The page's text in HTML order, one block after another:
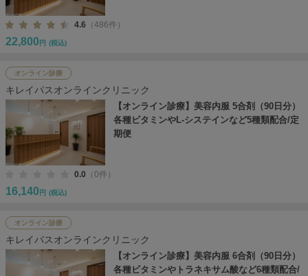
4.6 （486件）
22,800 円 (税込)
オンライン診療
キレイパスオンラインクリニック
【オンライン診療】美容内服 5合剤（90日分）
各種ビタミンやL-システインなど5種類配合/定
期便
0.0 （0件）
16,140 円 (税込)
オンライン診療
キレイパスオンラインクリニック
【オンライン診療】美容内服 6合剤（90日分）
各種ビタミンやトラネキサム酸など6種類配合/